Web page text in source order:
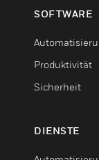
SOFTWARE
Produktivität
Sicherheit
DIENSTE